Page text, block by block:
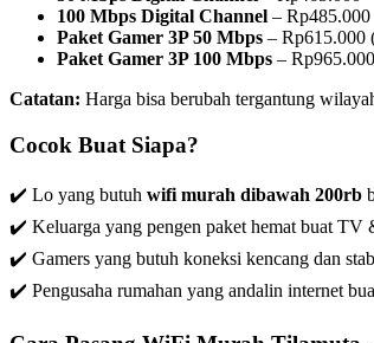
100 Mbps Digital Channel – Rp485.000
Paket Gamer 3P 50 Mbps – Rp615.000
Paket Gamer 3P 100 Mbps –
Catatan: Harga bisa berubah tergantung
Cocok Buat Siapa?
✔️ Lo yang butuh wifi murah dibawah 200rb
✔️ Keluarga yang pengen paket hemat buat TV
✔️ Gamers yang butuh koneksi kencang dan
✔️ Pengusaha rumahan yang andalin internet